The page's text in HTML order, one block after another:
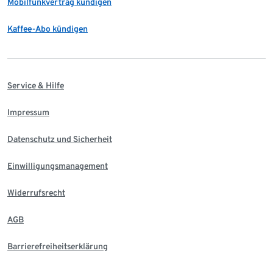
Mobilfunkvertrag kündigen
Kaffee-Abo kündigen
Service & Hilfe
Impressum
Datenschutz und Sicherheit
Einwilligungsmanagement
Widerrufsrecht
AGB
Barrierefreiheitserklärung